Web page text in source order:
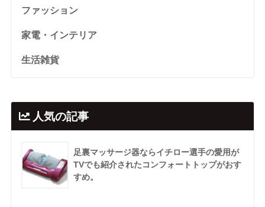
ファッション
家電・インテリア
生活雑貨
人気の記事
足裏マッサージ器ならイチロー選手の愛用が
TVでも紹介されたコンフォートトップがおす
すめ。